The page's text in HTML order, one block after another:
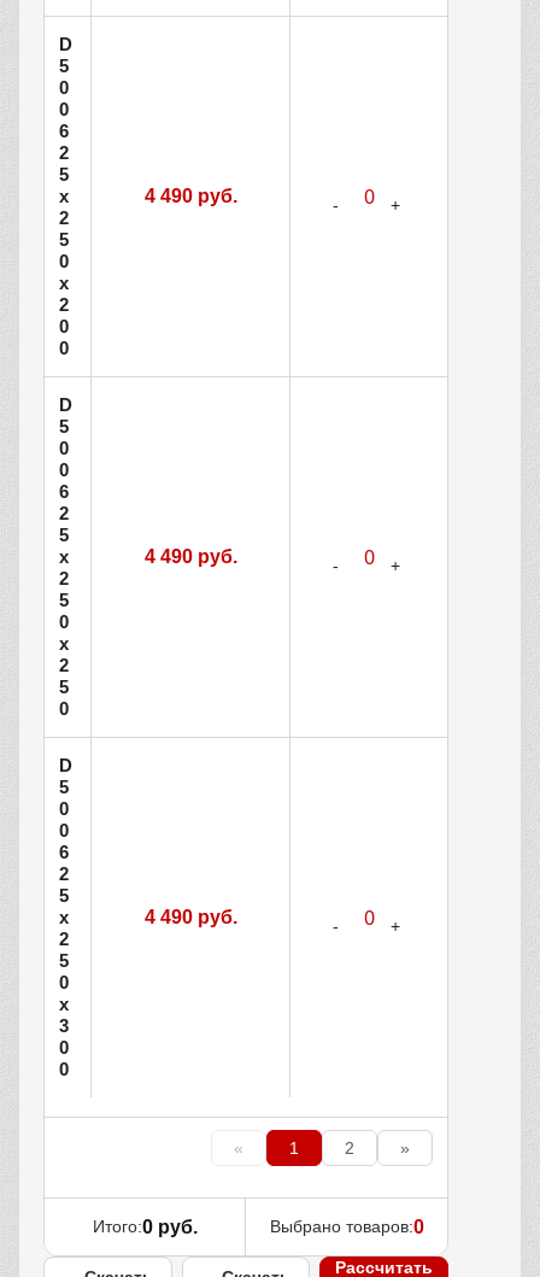
D
5
0
0
6
2
5
х
2
5
0
х
2
0
0
4 490 руб.
D
5
0
0
6
2
5
х
2
5
0
х
2
5
0
4 490 руб.
D
5
0
0
6
2
5
х
2
5
0
х
3
0
0
4 490 руб.
« 1 2 »
Итого:0 руб. Выбрано товаров:0
Рассчитать